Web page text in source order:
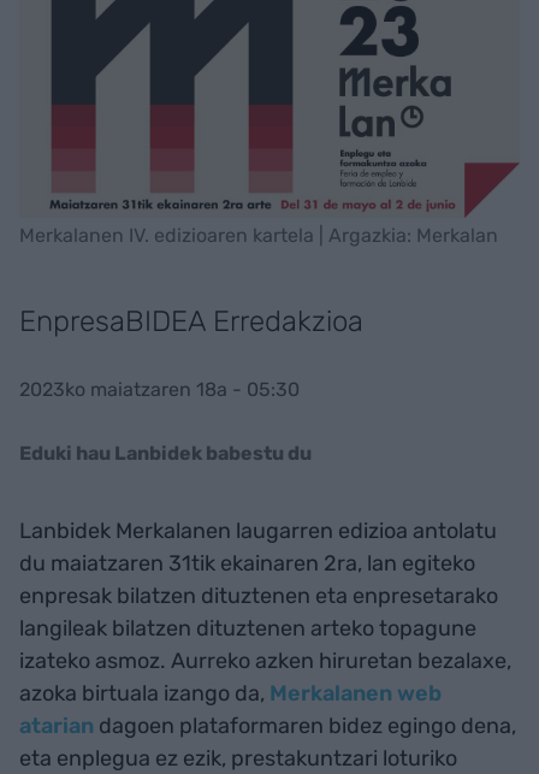
Merkalanen IV. edizioaren kartela | Argazkia: Merkalan
EnpresaBIDEA Erredakzioa
2023ko maiatzaren 18a - 05:30
Eduki hau Lanbidek babestu du
Lanbidek Merkalanen laugarren edizioa antolatu
du maiatzaren 31tik ekainaren 2ra, lan egiteko
enpresak bilatzen dituztenen eta enpresetarako
langileak bilatzen dituztenen arteko topagune
izateko asmoz. Aurreko azken hiruretan bezalaxe,
azoka birtuala izango da, Merkalanen web
atarian dagoen plataformaren bidez egingo dena,
eta enplegua ez ezik, prestakuntzari loturiko